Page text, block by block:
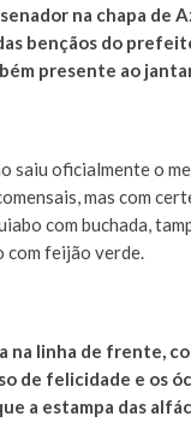
na chapa de
bençãos do
presente ao
saiu oficialmente o
mas com
com buchada,
com feijão verde.
na linha de frente,
de felicidade e os
a estampa das